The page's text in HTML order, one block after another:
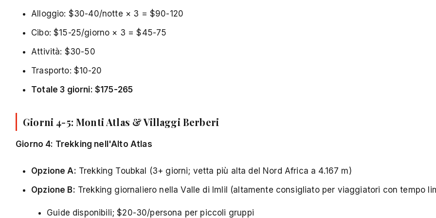
Alloggio: $30-40/notte × 3 = $90-120
Cibo: $15-25/giorno × 3 = $45-75
Attività: $30-50
Trasporto: $10-20
Totale 3 giorni: $175-265
Giorni 4-5: Monti Atlas & Villaggi Berberi
Giorno 4: Trekking nell'Alto Atlas
Opzione A: Trekking Toubkal (3+ giorni; vetta più alta del Nord Africa a 4.167 m)
Opzione B: Trekking giornaliero nella Valle di Imlil (altamente consigliato per viaggiatori con tempo
Guide disponibili; $20-30/persona per piccoli gruppi